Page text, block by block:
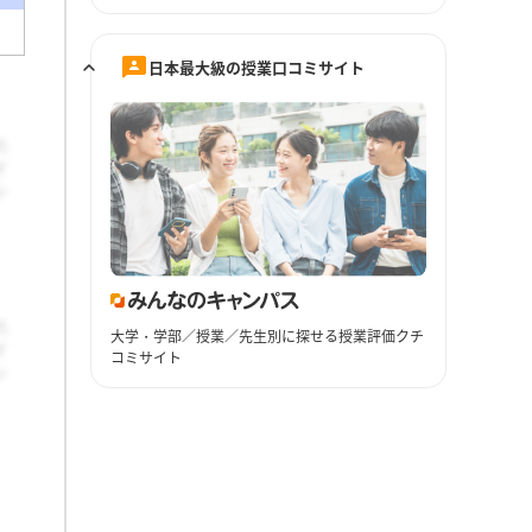
日本最大級の授業口コミサイト
大学・学部／授業／先生別に探せる授業評価クチ
コミサイト